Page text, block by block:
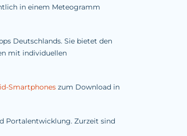
in einem Meteogramm
Deutschlands. Sie bietet den
mit individuellen
Smartphones zum Download in
Portalentwicklung. Zurzeit sind